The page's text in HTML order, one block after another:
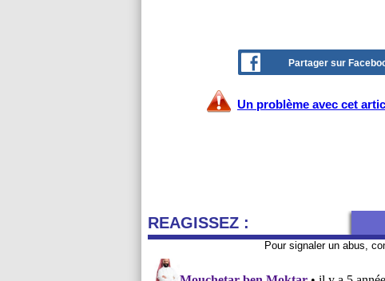
Partager sur
Un problème avec cet
REAGISSEZ :
Pour signaler un abus,